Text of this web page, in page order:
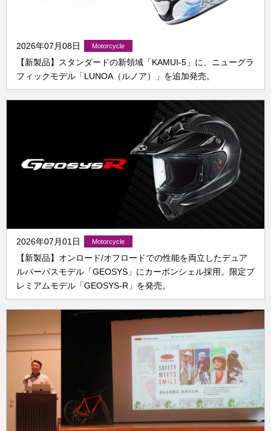
2026年07月08日
【新製品】スタンダードの新領域「KAMUI-5」に、ニューグラ
フィックモデル「LUNOA（ルノア）」を追加発売。
2026年07月01日
【新製品】オンロード/オフロードでの性能を両立したデュア
ルパーパスモデル「GEOSYS」にカーボンシェル採用。限定プ
レミアムモデル「GEOSYS-R」を発売。